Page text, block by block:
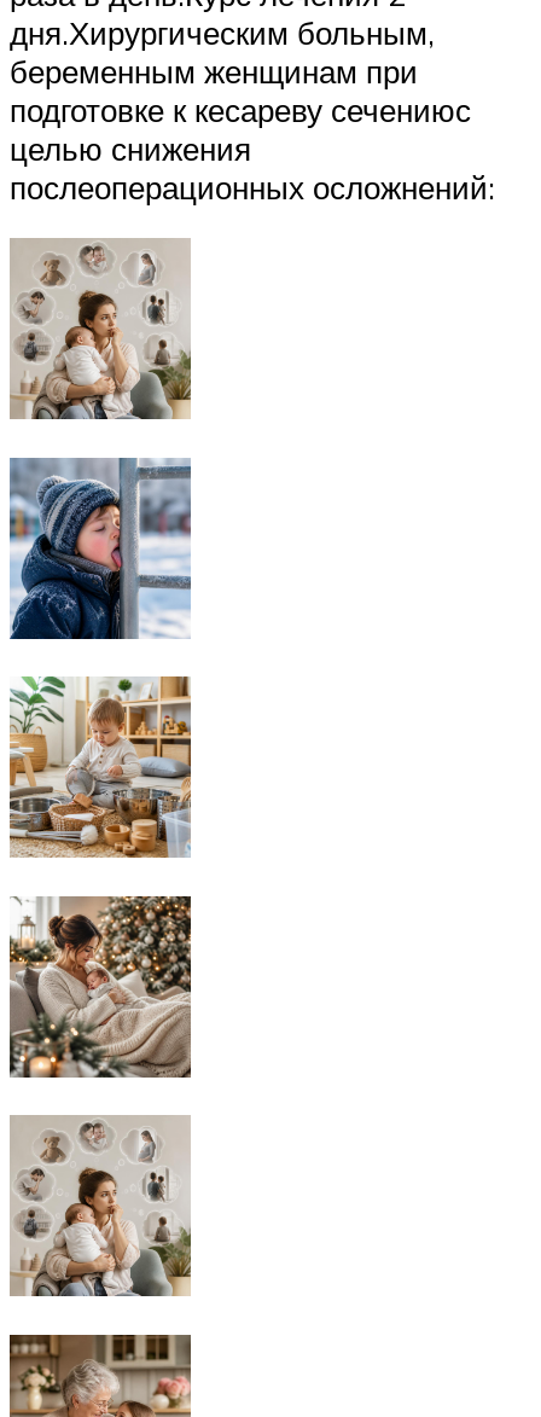
дня.Хирургическим больным,
беременным женщинам при
подготовке к кесареву сечениюс
целью снижения
послеоперационных осложнений: